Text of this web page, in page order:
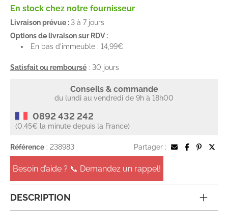
En stock chez notre fournisseur
Livraison prévue : 3 à 7 jours
Options de livraison sur RDV :
En bas d'immeuble : 14,99€
Satisfait ou remboursé : 30 jours
Conseils & commande
du lundi au vendredi de 9h à 18h00
0892 432 242
(0.45€ la minute depuis la France)
Référence : 238983 Partager :
Besoin d’aide ? 📞 Demandez un rappel!
DESCRIPTION